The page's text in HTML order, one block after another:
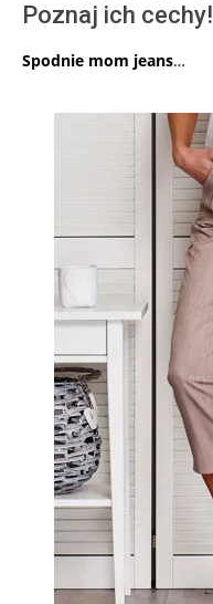
Poznaj ich cechy!
Spodnie mom jeans…